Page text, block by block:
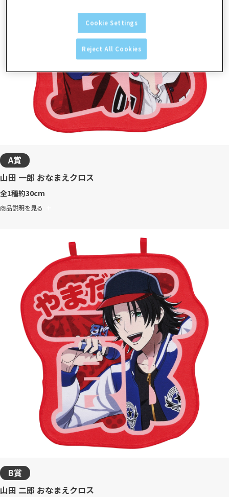
A賞
山田 一郎 おなまえクロス
全1種約30cm
商品説明を見る
B賞
山田 二郎 おなまえクロス
Cookie Settings
Reject All Cookies